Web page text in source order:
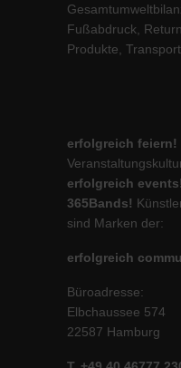
Fußabdruck,
Produkte,
erfolgreich feiern!
erfolgreich events!
365Bands!
sind Marken der:
erfolgreich
Büroadresse:
Elbchaussee 574
22587 Hamburg